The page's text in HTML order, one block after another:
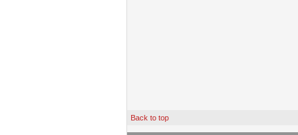
Back to top